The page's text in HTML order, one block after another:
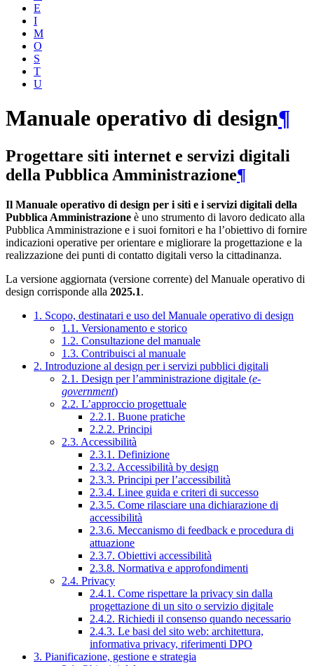
E
I
M
O
S
T
U
Manuale operativo di design¶
Progettare siti internet e servizi digitali
della Pubblica Amministrazione¶
Il Manuale operativo di design per i siti e i servizi digitali della
Pubblica Amministrazione è uno strumento di lavoro dedicato alla
Pubblica Amministrazione e i suoi fornitori e ha l’obiettivo di fornire
indicazioni operative per orientare e migliorare la progettazione e la
realizzazione dei punti di contatto digitali verso la cittadinanza.
La versione aggiornata (versione corrente) del Manuale operativo di
design corrisponde alla 2025.1.
1. Scopo, destinatari e uso del Manuale operativo di design
1.1. Versionamento e storico
1.2. Consultazione del manuale
1.3. Contribuisci al manuale
2. Introduzione al design per i servizi pubblici digitali
2.1. Design per l’amministrazione digitale (e-
government)
2.2. L’approccio progettuale
2.2.1. Buone pratiche
2.2.2. Principi
2.3. Accessibilità
2.3.1. Definizione
2.3.2. Accessibilità by design
2.3.3. Principi per l’accessibilità
2.3.4. Linee guida e criteri di successo
2.3.5. Come rilasciare una dichiarazione di
accessibilità
2.3.6. Meccanismo di feedback e procedura di
attuazione
2.3.7. Obiettivi accessibilità
2.3.8. Normativa e approfondimenti
2.4. Privacy
2.4.1. Come rispettare la privacy sin dalla
progettazione di un sito o servizio digitale
2.4.2. Richiedi il consenso quando necessario
2.4.3. Le basi del sito web: architettura,
informativa privacy, riferimenti DPO
3. Pianificazione, gestione e strategia